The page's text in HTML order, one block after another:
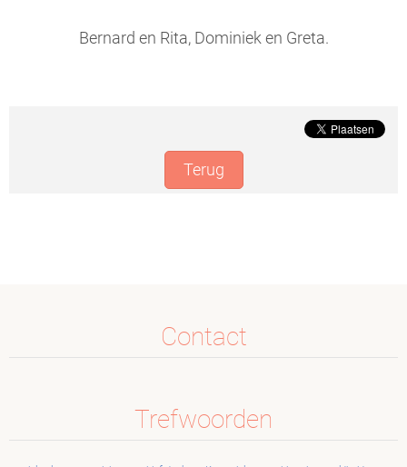
Bernard en Rita, Dominiek en Greta.
Terug
Contact
Trefwoorden